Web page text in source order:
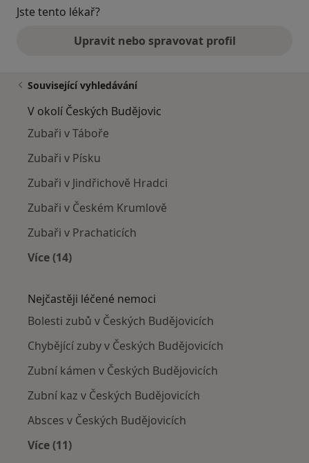
Jste tento lékař?
Upravit nebo spravovat profil
Související vyhledávání
V okolí Českých Budějovic
Zubaři v Táboře
Zubaři v Písku
Zubaři v Jindřichově Hradci
Zubaři v Českém Krumlově
Zubaři v Prachaticích
Více (14)
Nejčastěji léčené nemoci
Bolesti zubů v Českých Budějovicích
Chybějící zuby v Českých Budějovicích
Zubní kámen v Českých Budějovicích
Zubní kaz v Českých Budějovicích
Absces v Českých Budějovicích
Více (11)